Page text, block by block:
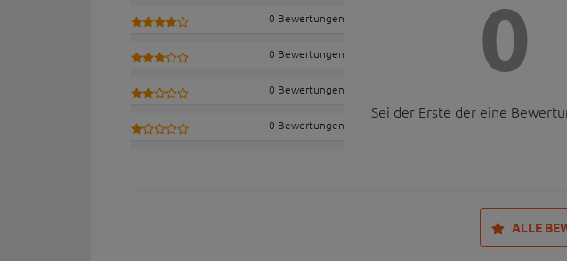
0 Bewertungen
0 Bewertungen
0 Bewertungen
0 Bewertungen
0
Sei der Erste der eine
ALLE